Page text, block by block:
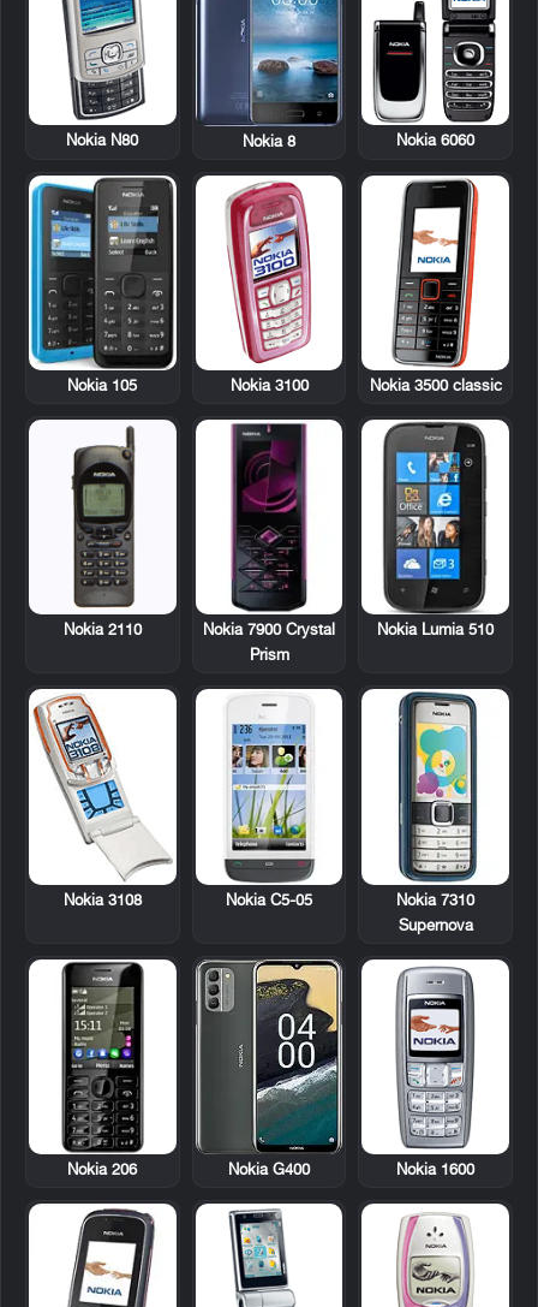
Nokia 6060
Nokia 8
Nokia N80
Nokia 3500 classic
Nokia 3100
Nokia 105
Nokia Lumia 510
Nokia 7900 Crystal
Prism
Nokia 2110
Nokia 7310
Supernova
Nokia C5-05
Nokia 3108
Nokia 1600
Nokia G400
Nokia 206